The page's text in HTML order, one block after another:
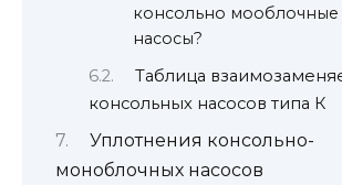
консольно
насосы?
Таблица
консольных насосов типа К
Уплотнения консольно-
моноблочных насосов